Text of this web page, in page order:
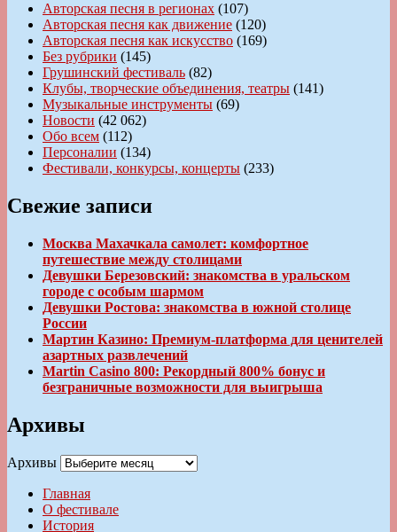
Авторская песня в регионах (107)
Авторская песня как движение (120)
Авторская песня как искусство (169)
Без рубрики (145)
Грушинский фестиваль (82)
Клубы, творческие объединения, театры (141)
Музыкальные инструменты (69)
Новости (42 062)
Обо всем (112)
Персоналии (134)
Фестивали, конкурсы, концерты (233)
Свежие записи
Москва Махачкала самолет: комфортное
путешествие между столицами
Девушки Березовский: знакомства в уральском
городе с особым шармом
Девушки Ростова: знакомства в южной столице
России
Мартин Казино: Премиум-платформа для ценителей
азартных развлечений
Martin Casino 800: Рекордный 800% бонус и
безграничные возможности для выигрыша
Архивы
Архивы
Главная
О фестивале
История